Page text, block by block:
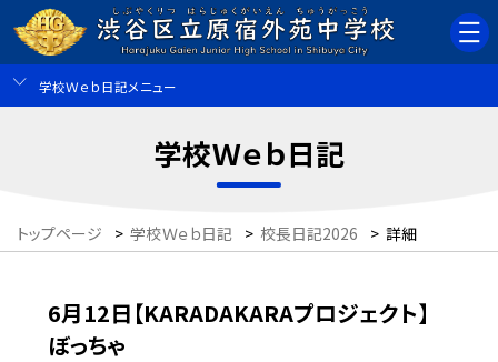
学校Ｗｅｂ日記メニュー
学校Ｗｅｂ日記
トップページ > 学校Ｗｅｂ日記 > 校長日記2026 > 詳細
6月12日【KARADAKARAプロジェクト】
ぼっちゃ